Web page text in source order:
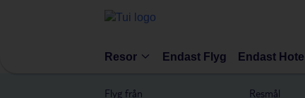
Resor Endast Flyg Endast Hotell
Flyg från
Resmål